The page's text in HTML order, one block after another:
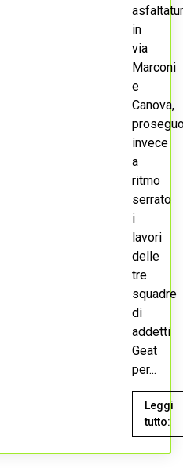
in
via
Marconi
e
Canova,
invece
a
ritmo
serrato
i
lavori
delle
tre
squadre
di
addetti
Geat
per...
Leggi
tutto: